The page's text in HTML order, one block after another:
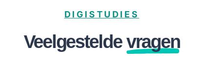
DIGISTUDIES
Veelgesteldevragen